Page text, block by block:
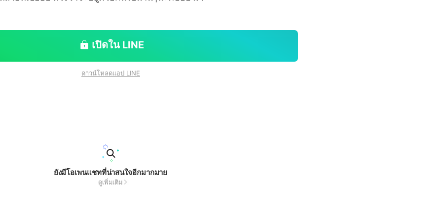
เปิดใน LINE
ดาวน์โหลดแอป LINE
ยังมีโอเพนแชทที่น่าสนใจอีกมากมาย
ดูเพิ่มเติม